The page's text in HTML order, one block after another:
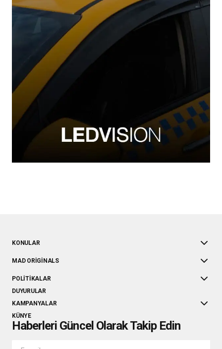
KONULAR
MAD ORIGINALS
POLITIKALAR
DUYURULAR
KAMPANYALAR
KÜNYE
Haberleri Güncel Olarak Takip Edin